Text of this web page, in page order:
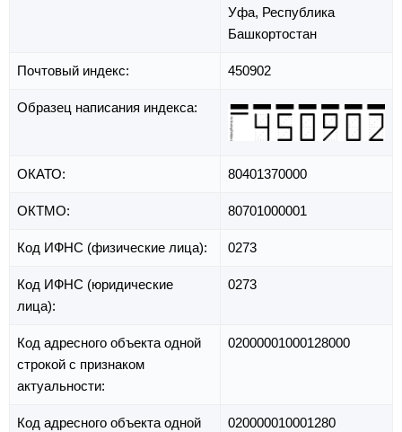
Уфа, Республика
Башкортостан
Почтовый индекс: 450902
Образец написания индекса:
ОКАТО: 80401370000
ОКТМО: 80701000001
Код ИФНС (физические лица): 0273
Код ИФНС (юридические
лица):
0273
Код адресного объекта одной
строкой с признаком
актуальности:
02000001000128000
Код адресного объекта одной
020000010001280